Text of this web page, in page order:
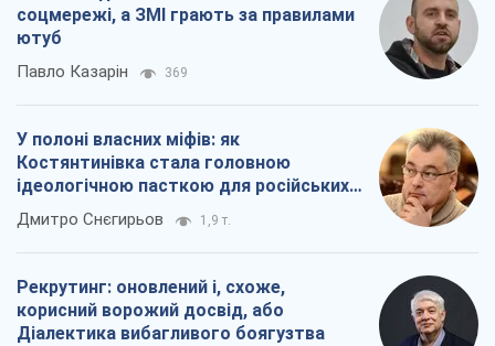
соцмережі, а ЗМІ грають за правилами
ютуб
Павло Казарін 369
У полоні власних міфів: як
Костянтинівка стала головною
ідеологічною пасткою для російських
окупантів
Дмитро Снєгирьов 1,9 т.
Рекрутинг: оновлений і, схоже,
корисний ворожий досвід, або
Діалектика вибагливого боягузтва